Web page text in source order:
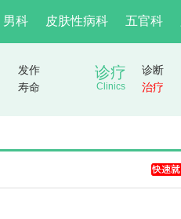
男科 皮肤性病科 五官科
发作
寿命
诊疗
Clinics
诊断
治疗